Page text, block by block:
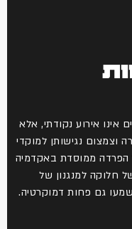
אירוע נקודתי, אלא
נגישותן למוקדי
הפרדה ממוסדת באקדמיה
חלוקה למנגנון של
גם פחות דמוקרטיה.